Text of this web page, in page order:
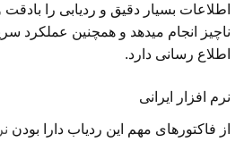
اطلاعات بسیار دقیق و ردیابی را
ناچیز انجام میدهد و همچنین عملکرد
اطلاع رسانی دارد.
نرم افزار ایرانی
از فاکتورهای مهم این ردیاب دارا بودن